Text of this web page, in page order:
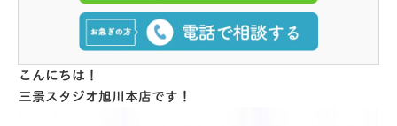
こんにちは！
三景スタジオ旭川本店です！